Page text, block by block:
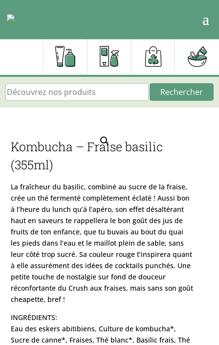
Rechercher
Kombucha – Fraise basilic
(355ml)
La fraîcheur du basilic, combiné au sucre de la fraise,
crée un thé fermenté complètement éclaté ! Aussi bon
à l’heure du lunch qu’à l’apéro, son effet désaltérant
haut en saveurs te rappellera le bon goût des jus de
fruits de ton enfance, que tu buvais au bout du quai
les pieds dans l’eau et le maillot plein de sable, sans
leur côté trop sucré. Sa couleur rouge t’inspirera quant
à elle assurément des idées de cocktails punchés. Une
petite touche de nostalgie sur fond de douceur
réconfortante du Crush aux fraises, mais sans son goût
cheapette, bref !
INGRÉDIENTS:
Eau des eskers abitibiens, Culture de kombucha*,
Sucre de canne*, Fraises, Thé blanc*, Basilic frais, Thé